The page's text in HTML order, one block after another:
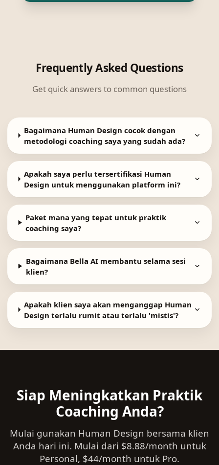
Frequently Asked Questions
Get quick answers to common questions
Bagaimana Human Design cocok dengan
metodologi coaching saya yang sudah ada?
Apakah saya perlu tersertifikasi Human
Design untuk menggunakan platform ini?
Paket mana yang tepat untuk praktik
coaching saya?
Bagaimana Bella AI membantu selama sesi
klien?
Apakah klien saya akan menganggap Human
Design terlalu rumit atau terlalu 'mistis'?
Siap Meningkatkan Praktik
Coaching Anda?
Mulai gunakan Human Design bersama klien
Anda hari ini. Mulai dari $8.88/month untuk
Personal, $44/month untuk Pro.